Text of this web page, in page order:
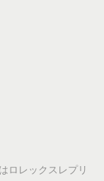
ロレックスレプリ